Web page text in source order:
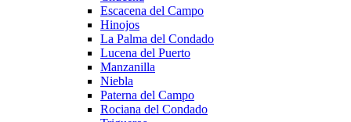
Escacena del Campo
Hinojos
La Palma del Condado
Lucena del Puerto
Manzanilla
Niebla
Paterna del Campo
Rociana del Condado